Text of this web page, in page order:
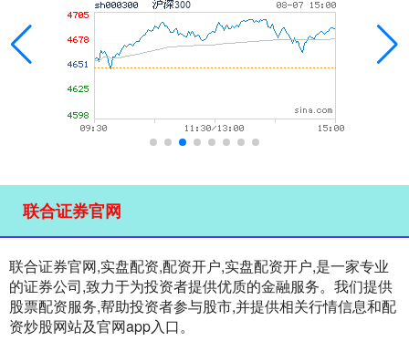
联合证券官网
联合证券官网,实盘配资,配资开户,实盘配资开户,是一家专业
的证券公司,致力于为投资者提供优质的金融服务。我们提供
股票配资服务,帮助投资者参与股市,并提供相关行情信息和配
资炒股网站及官网app入口。